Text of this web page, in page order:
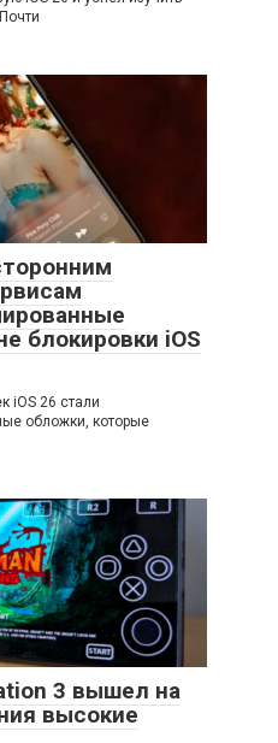
блокировки iOS
iOS 26 стали
обложки, которые
3 вышел на
высокие